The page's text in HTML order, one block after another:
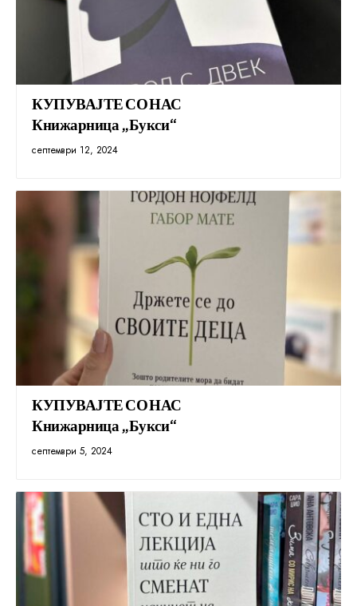
КУПУВАЈТЕ СО НАС
Книжарница „Букси“
септември 12, 2024
КУПУВАЈТЕ СО НАС
Книжарница „Букси“
септември 5, 2024